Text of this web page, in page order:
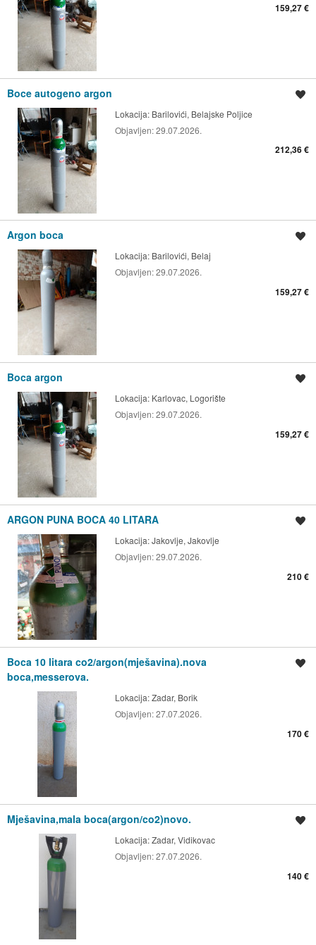
159,27 €
Boce autogeno argon
Lokacija: Barilovići, Belajske Poljice
Objavljen:29.07.2026.
212,36 €
Argon boca
Lokacija: Barilovići, Belaj
Objavljen:29.07.2026.
159,27 €
Boca argon
Lokacija: Karlovac, Logorište
Objavljen:29.07.2026.
159,27 €
ARGON PUNA BOCA 40 LITARA
Lokacija:Jakovlje, Jakovlje
Objavljen:29.07.2026.
210 €
Boca 10 litara co2/argon(mješavina).nova
boca,messerova.
Lokacija:Zadar, Borik
Objavljen:27.07.2026.
170 €
Mješavina,mala boca(argon/co2)novo.
Lokacija:Zadar, Vidikovac
Objavljen:27.07.2026.
140 €